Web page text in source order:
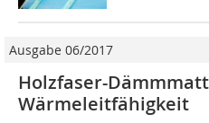
Ausgabe 06/2017
Holzfaser-
Wärmeleitfähigkeit